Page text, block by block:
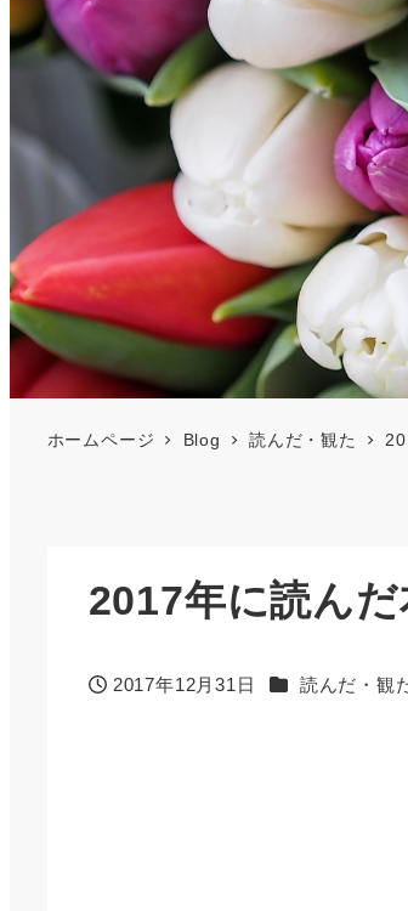
ホームページ Blog 読んだ・観た
2017年に読ん
投稿日
2017年12月31日 カテゴリー
読んだ・観